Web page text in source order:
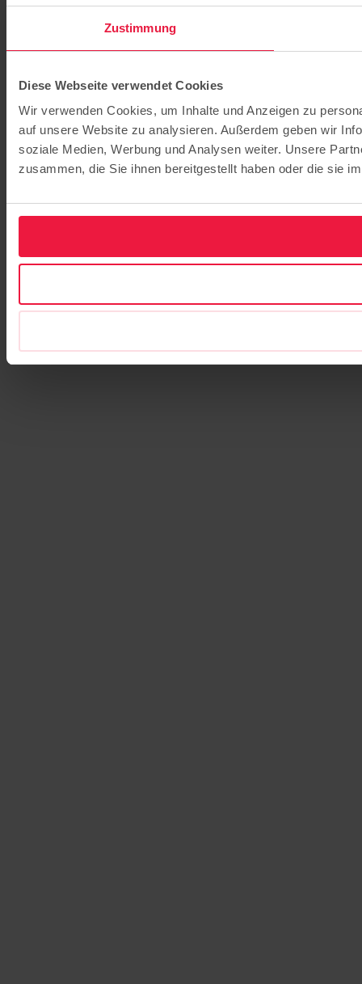
Zustimmung
Diese Webseite verwendet Cookies
Wir verwenden Cookies, um Inhalte und Anzeigen zu
auf unsere Website zu analysieren. Außerdem geben wir
soziale Medien, Werbung und Analysen weiter. Unsere
zusammen, die Sie ihnen bereitgestellt haben oder die sie